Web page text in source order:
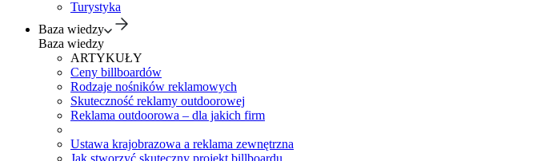
Turystyka
Baza wiedzy
Baza wiedzy
ARTYKUŁY
Ceny billboardów
Rodzaje nośników reklamowych
Skuteczność reklamy outdoorowej
Reklama outdoorowa – dla jakich firm
Ustawa krajobrazowa a reklama zewnętrzna
Jak stworzyć skuteczny projekt billboardu